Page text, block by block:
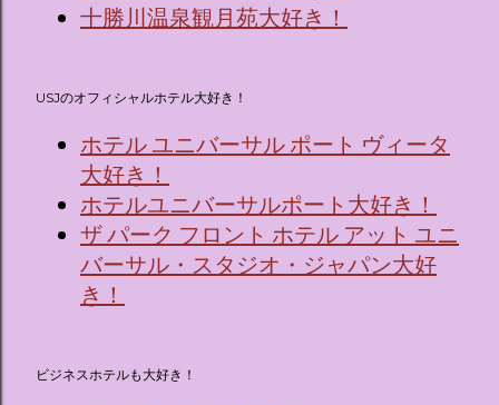
十勝川温泉観月苑大好き！
USJのオフィシャルホテル大好き！
ホテル ユニバーサル ポート ヴィータ
大好き！
ホテルユニバーサルポート大好き！
ザ パーク フロント ホテル アット ユニ
バーサル・スタジオ・ジャパン大好
き！
ビジネスホテルも大好き！